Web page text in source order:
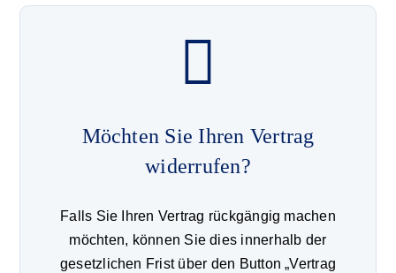
Möchten Sie Ihren Vertrag
widerrufen?
Falls Sie Ihren Vertrag rückgängig machen
möchten, können Sie dies innerhalb der
gesetzlichen Frist über den Button „Vertrag